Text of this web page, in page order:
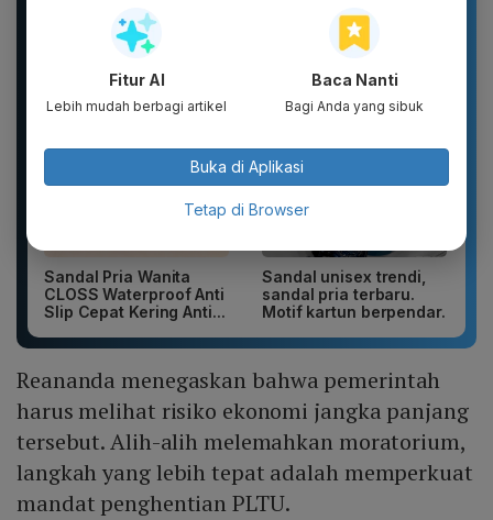
Body Serum Series
yang stylish, terbuat
dari bahan karet dan
Sandal Pria Wanita
CLOSS Waterproof Anti
Slip Cepat Kering Anti...
Sandal unisex trendi,
sandal pria terbaru.
Motif kartun berpendar.
Reananda menegaskan bahwa pemerintah
harus melihat risiko ekonomi jangka panjang
tersebut. Alih-alih melemahkan moratorium,
langkah yang lebih tepat adalah memperkuat
mandat penghentian PLTU.
Fitur AI
Lebih mudah berbagi artikel
Baca Nanti
Bagi Anda yang sibuk
Buka di Aplikasi
Tetap di Browser